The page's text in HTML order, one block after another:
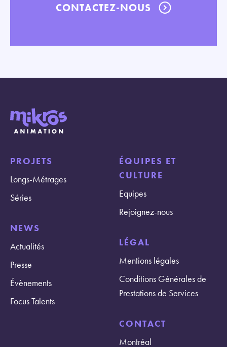
CONTACTEZ-NOUS
PROJETS
Longs-Métrages
Séries
NEWS
Actualités
Presse
Évènements
Focus Talents
ÉQUIPES ET
CULTURE
Equipes
Rejoignez-nous
LÉGAL
Mentions légales
Conditions Générales de
Prestations de Services
CONTACT
Montréal